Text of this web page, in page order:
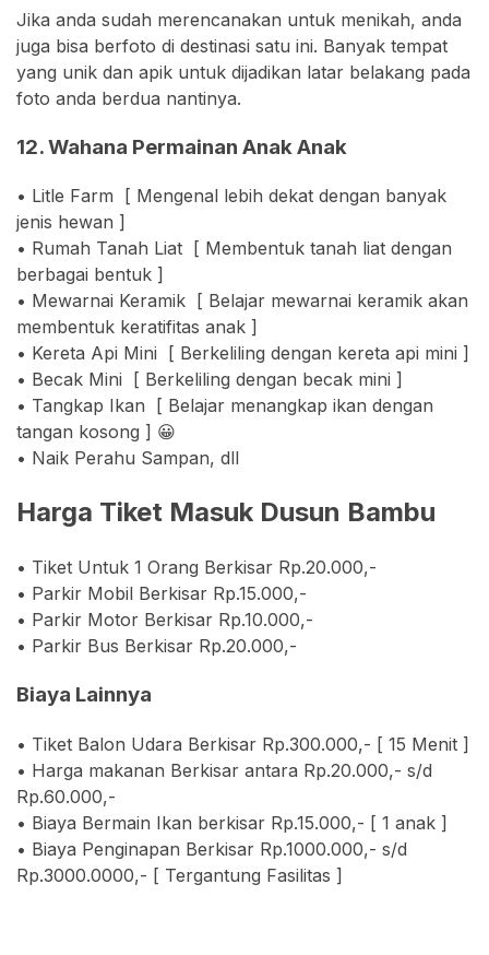
Jika anda sudah merencanakan untuk menikah, anda
juga bisa berfoto di destinasi satu ini. Banyak tempat
yang unik dan apik untuk dijadikan latar belakang pada
foto anda berdua nantinya.
12. Wahana Permainan Anak Anak
• Litle Farm [ Mengenal lebih dekat dengan banyak
jenis hewan ]
• Rumah Tanah Liat [ Membentuk tanah liat dengan
berbagai bentuk ]
• Mewarnai Keramik [ Belajar mewarnai keramik akan
membentuk keratifitas anak ]
• Kereta Api Mini [ Berkeliling dengan kereta api mini ]
• Becak Mini [ Berkeliling dengan becak mini ]
• Tangkap Ikan [ Belajar menangkap ikan dengan
tangan kosong ] 😀
• Naik Perahu Sampan, dll
Harga Tiket Masuk Dusun Bambu
• Tiket Untuk 1 Orang Berkisar Rp.20.000,-
• Parkir Mobil Berkisar Rp.15.000,-
• Parkir Motor Berkisar Rp.10.000,-
• Parkir Bus Berkisar Rp.20.000,-
Biaya Lainnya
• Tiket Balon Udara Berkisar Rp.300.000,- [ 15 Menit ]
• Harga makanan Berkisar antara Rp.20.000,- s/d
Rp.60.000,-
• Biaya Bermain Ikan berkisar Rp.15.000,- [ 1 anak ]
• Biaya Penginapan Berkisar Rp.1000.000,- s/d
Rp.3000.0000,- [ Tergantung Fasilitas ]